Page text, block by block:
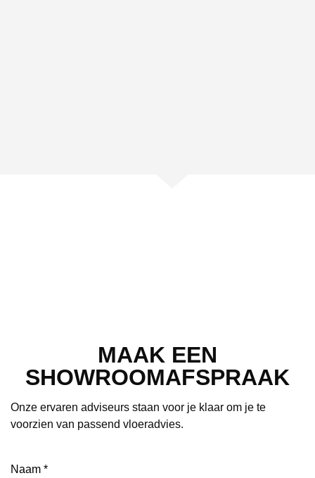
MAAK EEN
SHOWROOMAFSPRAAK
Onze ervaren adviseurs staan voor je klaar om je te
voorzien van passend vloeradvies.